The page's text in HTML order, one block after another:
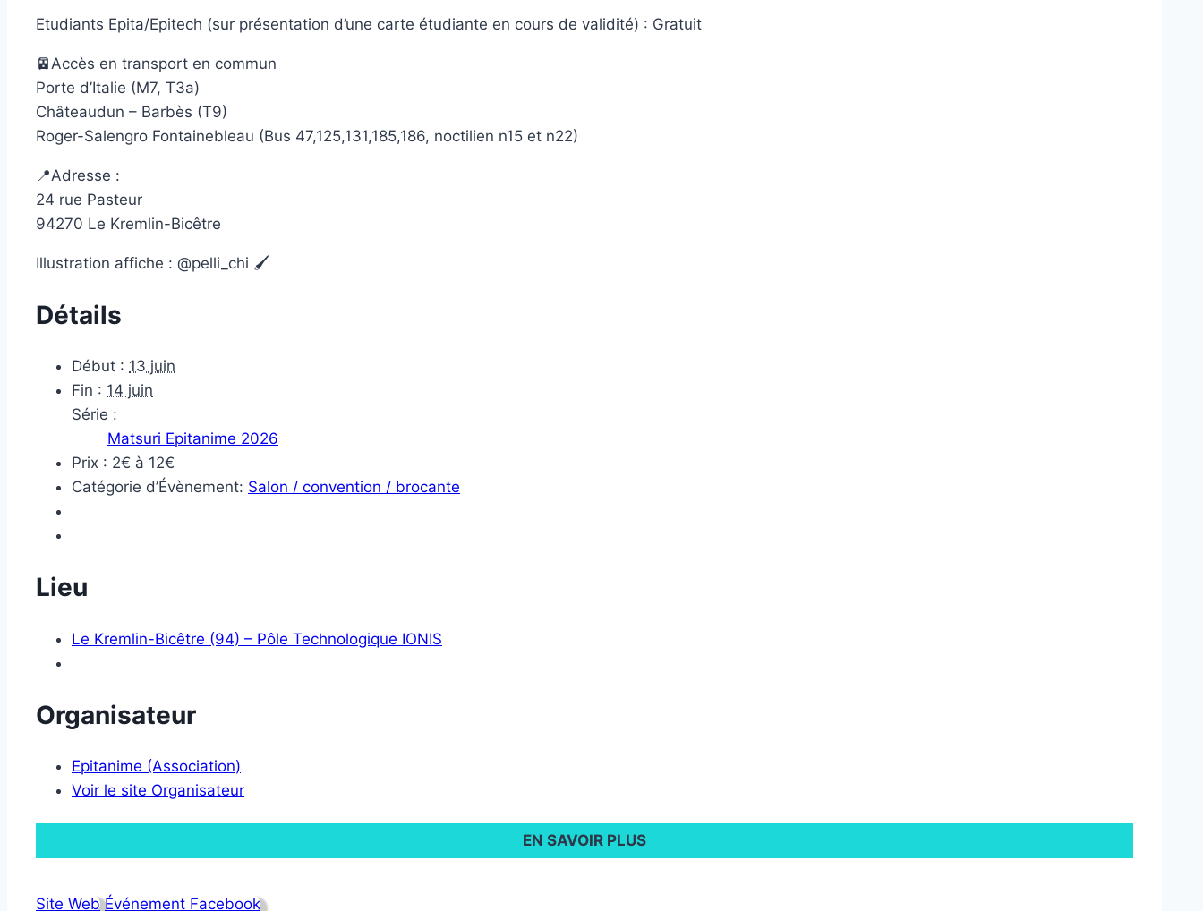
Etudiants Epita/Epitech (sur présentation d’une carte étudiante en cours de validité) : Gratuit
🚈Accès en transport en commun
Porte d’Italie (M7, T3a)
Châteaudun – Barbès (T9)
Roger-Salengro Fontainebleau (Bus 47,125,131,185,186, noctilien n15 et n22)
📍Adresse :
24 rue Pasteur
94270 Le Kremlin-Bicêtre
Illustration affiche : @pelli_chi 🖌️
Détails
Début : 13 juin
Fin : 14 juin
Série :
Matsuri Epitanime 2026
Prix : 2€ à 12€
Catégorie d’Évènement: Salon / convention / brocante
Lieu
Le Kremlin-Bicêtre (94) – Pôle Technologique IONIS
Organisateur
Epitanime (Association)
Voir le site Organisateur
EN SAVOIR PLUS
Site Web Événement Facebook